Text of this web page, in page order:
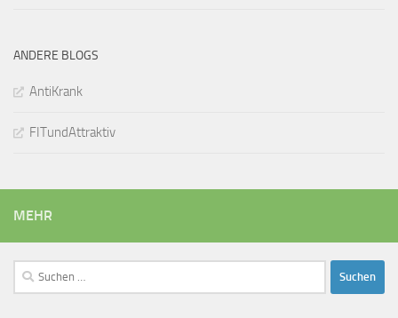
ANDERE BLOGS
AntiKrank
FITundAttraktiv
MEHR
Suchen
nach: